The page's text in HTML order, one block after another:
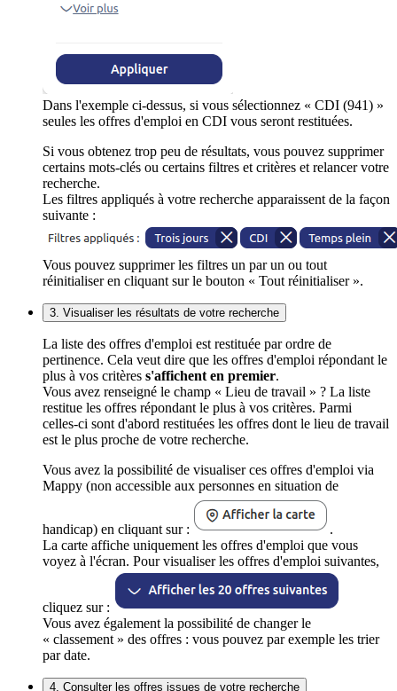
Dans l'exemple ci-dessus, si vous sélectionnez « CDI (941) »
seules les offres d'emploi en CDI vous seront restituées.
Si vous obtenez trop peu de résultats, vous pouvez supprimer
certains mots-clés ou certains filtres et critères et relancer votre
recherche.
Les filtres appliqués à votre recherche apparaissent de la façon
suivante :
Vous pouvez supprimer les filtres un par un ou tout
réinitialiser en cliquant sur le bouton « Tout réinitialiser ».
3. Visualiser les résultats de votre recherche
La liste des offres d'emploi est restituée par ordre de
pertinence. Cela veut dire que les offres d'emploi répondant le
plus à vos critères s'affichent en premier.
Vous avez renseigné le champ « Lieu de travail » ? La liste
restitue les offres répondant le plus à vos critères. Parmi
celles-ci sont d'abord restituées les offres dont le lieu de travail
est le plus proche de votre recherche.
Vous avez la possibilité de visualiser ces offres d'emploi via
Mappy (non accessible aux personnes en situation de
handicap) en cliquant sur :
.
La carte affiche uniquement les offres d'emploi que vous
voyez à l'écran. Pour visualiser les offres d'emploi suivantes,
cliquez sur :
Vous avez également la possibilité de changer le
« classement » des offres : vous pouvez par exemple les trier
par date.
4. Consulter les offres issues de votre recherche